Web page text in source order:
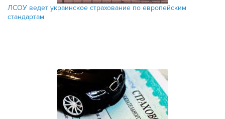
ЛСОУ ведет украинское страхование по европейским
стандартам